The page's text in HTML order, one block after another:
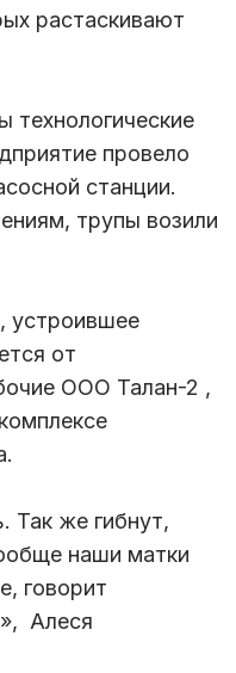
растаскивают
провело
станции.
трупы возили
устроившее
от
ООО Талан-2 ,
Так же гибнут,
наши матки
говорит
Алеся